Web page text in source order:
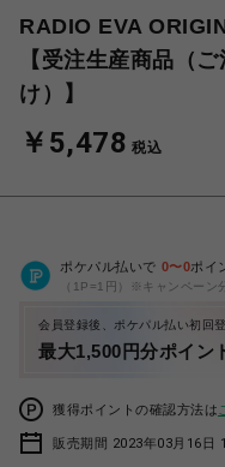
RADIO EVA
【受注生産商品（
け）】
￥5,478 税込
ポケパル払いで 0〜0ポイ
（1P=1円）※キャンペーン
会員登録後、ポケパル払い初回
最大1,500円分ポイン
獲得ポイントの確認方法は
販売期間 2023年03月16日